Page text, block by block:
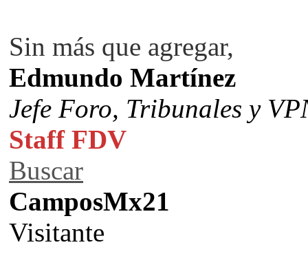
Sin más que agregar,
Edmundo Martínez
Jefe Foro, Tribunales y
Staff FDV
Buscar
CamposMx21
Visitante